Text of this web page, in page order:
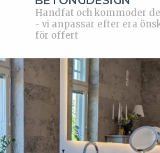
Handfat och kommoder
- vi anpassar efter era
för offert